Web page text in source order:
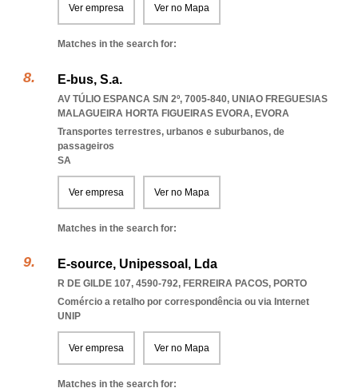
Ver empresa Ver no Mapa
Matches in the search for:
E-bus, S.a.
AV TÚLIO ESPANCA S/N 2º, 7005-840, UNIAO FREGUESIAS
MALAGUEIRA HORTA FIGUEIRAS EVORA, EVORA
Transportes terrestres, urbanos e suburbanos, de
passageiros
SA
Ver empresa Ver no Mapa
Matches in the search for:
E-source, Unipessoal, Lda
R DE GILDE 107, 4590-792, FERREIRA PACOS, PORTO
Comércio a retalho por correspondência ou via Internet
UNIP
Ver empresa Ver no Mapa
Matches in the search for: